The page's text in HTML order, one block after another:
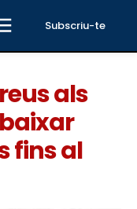
Subscriu-te
als
fins al